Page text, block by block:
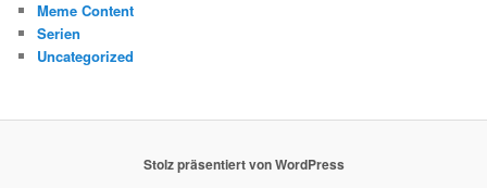
Meme Content
Serien
Uncategorized
Stolz präsentiert von WordPress